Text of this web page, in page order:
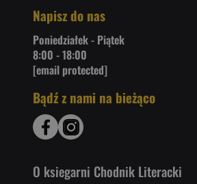
Napisz do nas
Poniedziałek - Piątek
8:00 - 18:00
[email protected]
Bądź z nami na bieżąco
O ksiegarni Chodnik Literacki